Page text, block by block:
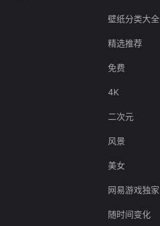
壁纸分类大全
精选推荐
免费
4K
二次元
风景
美女
网易游戏独家
随时间变化